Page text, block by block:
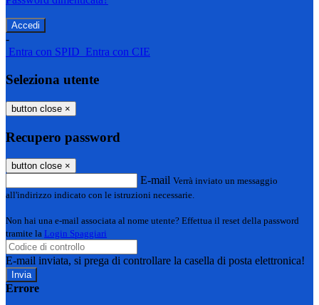
-
Entra con SPID Entra con CIE
Seleziona utente
button close ×
Recupero password
button close ×
E-mail Verrà inviato un messaggio
all'indirizzo indicato con le istruzioni necessarie.
Non hai una e-mail associata al nome utente? Effettua il reset della password
tramite la Login Spaggiari
E-mail inviata, si prega di controllare la casella di posta elettronica!
Errore